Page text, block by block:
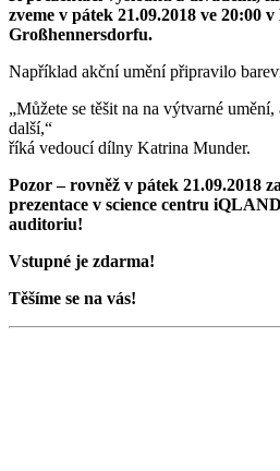
zveme v pátek 21.09.2018 ve 20:00
Großhennersdorfu.
Například akční umění připravilo
„Můžete se těšit na na výtvarné
další,“
říká vedoucí dílny Katrina Munder.
Pozor – rovněž v pátek 21.09.2018
prezentace v science centru
auditoriu!
Vstupné je zdarma!
Těšíme se na vás!